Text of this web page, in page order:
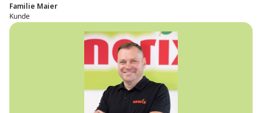
Familie Maier
Kunde